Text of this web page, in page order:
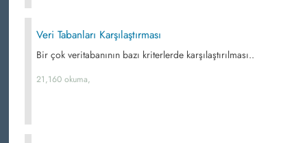
Veri Tabanları Karşılaştırması
Bir çok veritabanının bazı kriterlerde karşılaştırılması..
21,160 okuma,